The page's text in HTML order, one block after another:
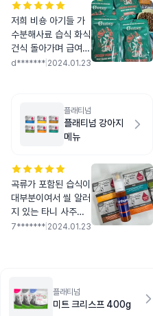
저희 비숑 아기들 가
수분해사료 습식 화식
건식 돌아가며 급여중
인데 굿씨 좋은건 다
d******* 2024.01.23
플래티넘
플래티넘 강아지
메뉴
곡류가 포함된 습식이
대부분이여서 씰 알러
지 있는 타니 사주기
힘들었는뎅~! 깔끔한
어요 참! 사이즈는 오
쏘몰 크기 정도니 참
7******* 2024.01.23
플래티넘
미트 크리스프 400g